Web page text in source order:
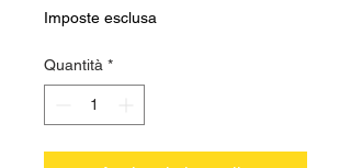
Imposte esclusa
Quantità *